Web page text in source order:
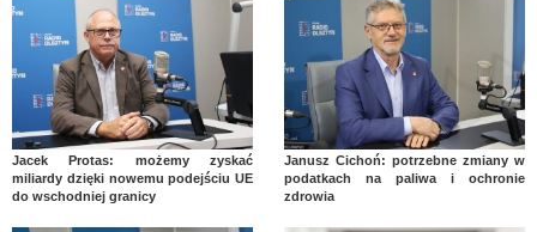
Jacek Protas: możemy zyskać
miliardy dzięki nowemu podejściu UE
do wschodniej granicy
Janusz Cichoń: potrzebne zmiany w
podatkach na paliwa i ochronie
zdrowia